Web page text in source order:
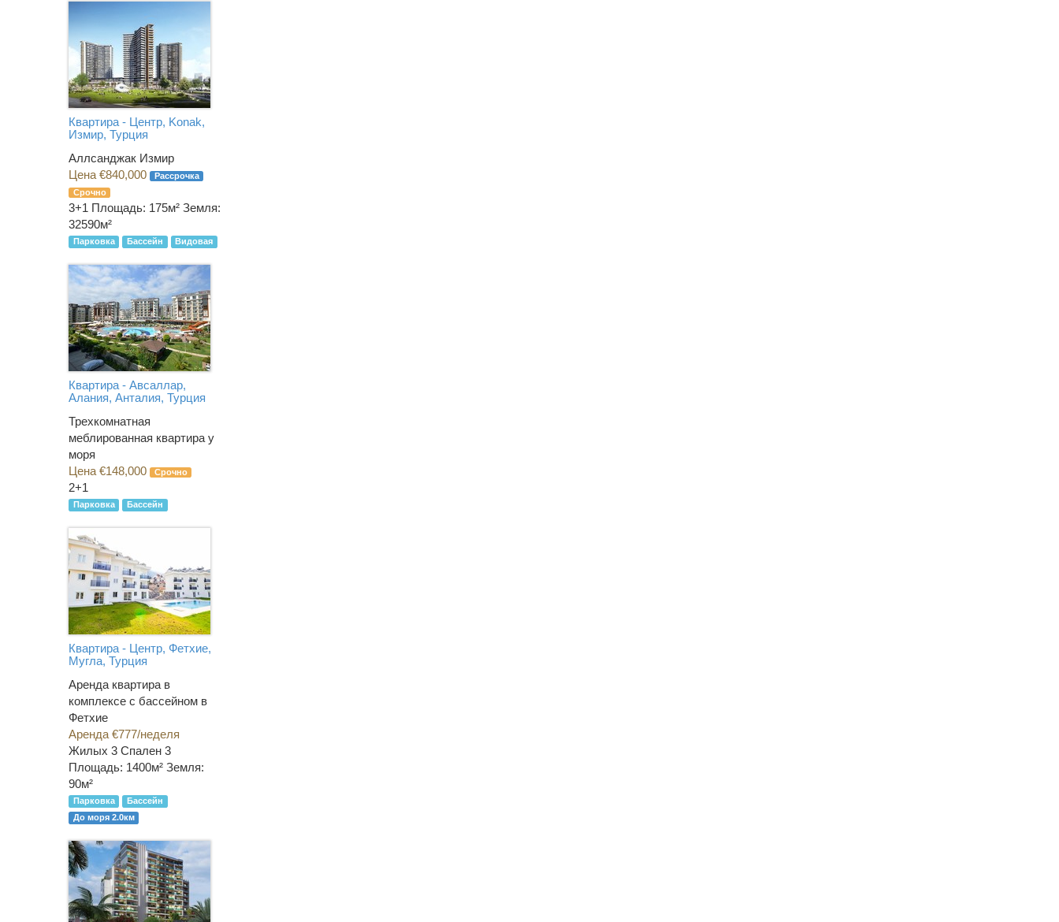
Квартира - Центр, Konak,
Измир, Турция
Аллсанджак Измир
Цена €840,000
Рассрочка
Срочно
3+1 Площадь: 175м² Земля:
32590м²
Парковка Бассейн Видовая
Квартира - Авсаллар,
Алания, Анталия, Турция
Трехкомнатная
меблированная квартира у
моря
Цена €148,000
Срочно
2+1
Парковка Бассейн
Квартира - Центр, Фетхие,
Мугла, Турция
Аренда квартира в
комплексе с бассейном в
Фетхие
Аренда €777/неделя
Жилых 3 Спален 3
Площадь: 1400м² Земля:
90м²
Парковка
Бассейн
До моря 2.0км